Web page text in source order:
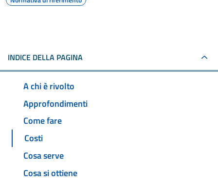
INDICE DELLA PAGINA
A chi è rivolto
Approfondimenti
Come fare
Costi
Cosa serve
Cosa si ottiene